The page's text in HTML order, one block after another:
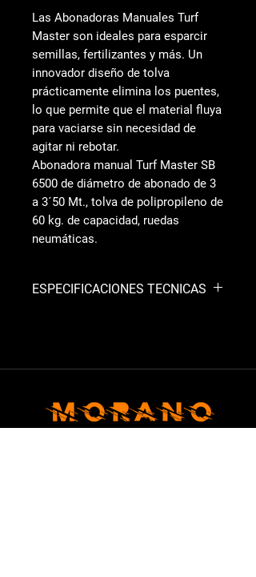
Las Abonadoras Manuales Turf
Master son ideales para esparcir
semillas, fertilizantes y más. Un
innovador diseño de tolva
prácticamente elimina los puentes,
lo que permite que el material fluya
para vaciarse sin necesidad de
agitar ni rebotar.
Abonadora manual Turf Master SB
6500 de diámetro de abonado de 3
a 3´50 Mt., tolva de polipropileno de
60 kg. de capacidad, ruedas
neumáticas.
ESPECIFICACIONES TECNICAS
– Engranajes: Metálicos